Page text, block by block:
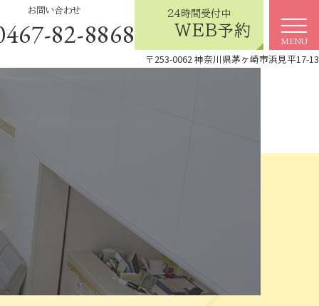
お問い合わせ
82-8868
24時間受付中
WEB予約
MENU
〒253-0062 神奈川県茅ヶ崎市浜見平17-13